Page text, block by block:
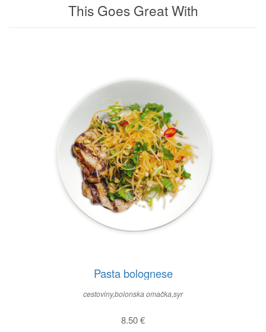
This Goes Great With
Pasta bolognese
cestoviny,bolonska omačka,syr
8.50€